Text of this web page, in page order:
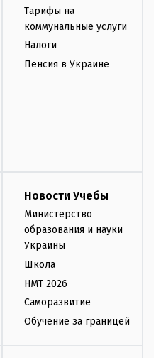
Тарифы на
коммунальные услуги
Налоги
Пенсия в Украине
Новости Учебы
Министерство
образования и науки
Украины
Школа
НМТ 2026
Саморазвитие
Обучение за границей